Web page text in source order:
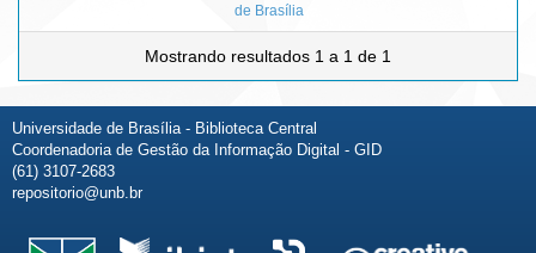
de Brasília
Mostrando resultados 1 a 1 de 1
Universidade de Brasília - Biblioteca Central
Coordenadoria de Gestão da Informação Digital - GID
(61) 3107-2683
repositorio@unb.br